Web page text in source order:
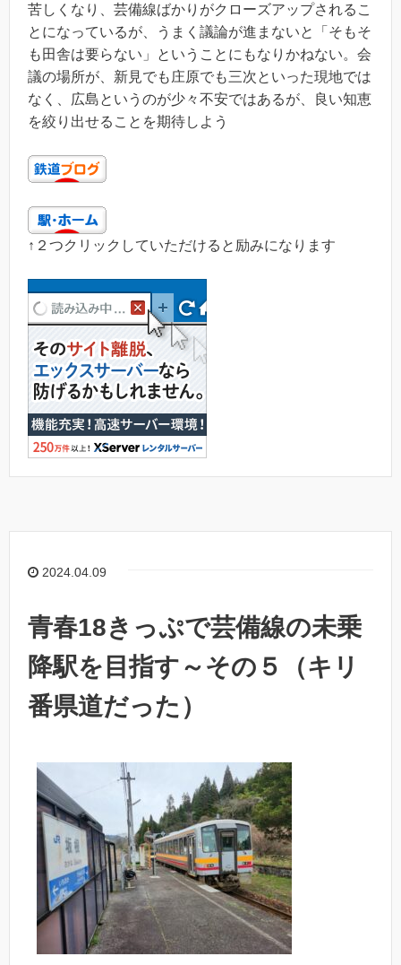
苦しくなり、芸備線ばかりがクローズアップされるこ
とになっているが、うまく議論が進まないと「そもそ
も田舎は要らない」ということにもなりかねない。会
議の場所が、新見でも庄原でも三次といった現地では
なく、広島というのが少々不安ではあるが、良い知恵
を絞り出せることを期待しよう
↑２つクリックしていただけると励みになります
2024.04.09
青春18きっぷで芸備線の未乗
降駅を目指す～その５（キリ
番県道だった）